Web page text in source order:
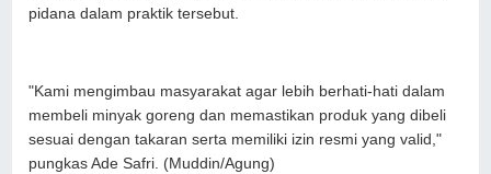
pidana dalam praktik tersebut.
"Kami mengimbau masyarakat agar lebih berhati-hati dalam
membeli minyak goreng dan memastikan produk yang dibeli
sesuai dengan takaran serta memiliki izin resmi yang valid,"
pungkas Ade Safri. (Muddin/Agung)